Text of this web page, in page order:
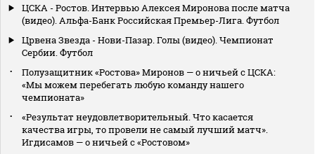
ЦСКА - Ростов. Интервью Алексея Миронова после матча
(видео). Альфа-Банк Российская Премьер-Лига. Футбол
Црвена Звезда - Нови-Пазар. Голы (видео). Чемпионат
Сербии. Футбол
Полузащитник «Ростова» Миронов — о ничьей с ЦСКА:
«Мы можем перебегать любую команду нашего
чемпионата»
«Результат неудовлетворительный. Что касается
качества игры, то провели не самый лучший матч».
Игдисамов — о ничьей с «Ростовом»